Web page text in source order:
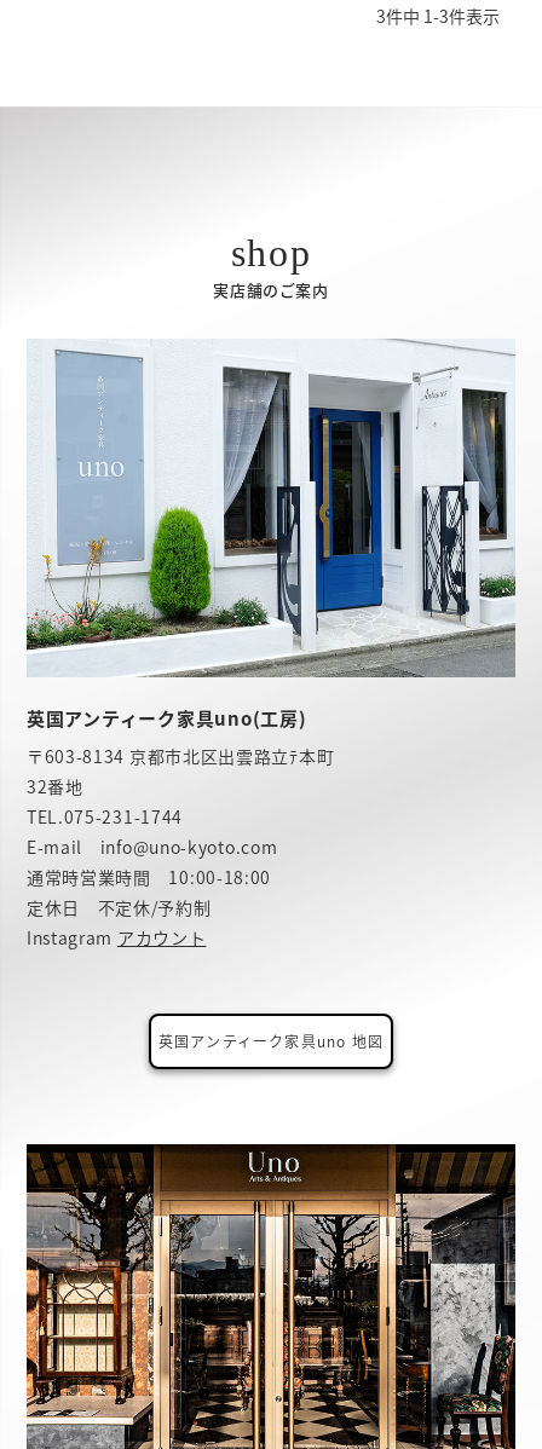
3件中 1-3件表示
実店舗のご案内
英国アンティーク家具uno(工房)
〒603-8134 京都市北区出雲路立ﾃ本町
32番地
TEL.075-231-1744
E-mail info@uno-kyoto.com
通常時営業時間 10:00-18:00
定休日 不定休/予約制
Instagram アカウント
英国アンティーク家具uno 地図